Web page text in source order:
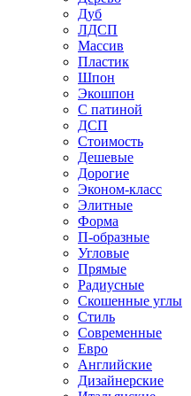
Дуб
ЛДСП
Массив
Пластик
Шпон
Экошпон
С патиной
ДСП
Стоимость
Дешевые
Дорогие
Эконом-класс
Элитные
Форма
П-образные
Угловые
Прямые
Радиусные
Скошенные углы
Стиль
Современные
Евро
Английские
Дизайнерские